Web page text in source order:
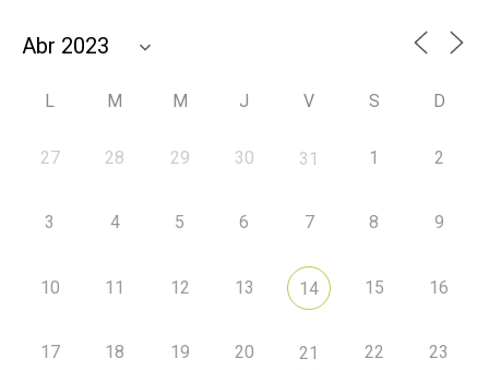
L M M J V S D
27 28 29 30 31 1 2
3 4 5 6 7 8 9
10 11 12 13 14 15 16
17 18 19 20 21 22 23